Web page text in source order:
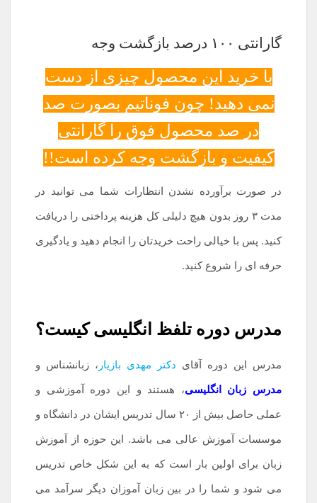
گارانتی ۱۰۰ درصد بازگشت وجه
با خرید این محصول چیزی از دست
نمی دهید! چون فوناتیم بصورت صد
در صد محصول فوق را گارانتی
کیفیت و بازگشت وجه کرده است!!
در صورت برآورده نشدن انتظارات شما می توانید در
مدت ۳ روز بدون هیچ دلیلی کل هزینه پرداختی را دریافت
کنید. پس با خیالی راحت خریدتان را انجام دهید و یادگیری
حرفه ای را شروع کنید.
مدرس دوره تلفظ انگلیسی کیست؟
مدرس این دوره آقای دکتر مهدی بازیار ، زبانشناس و
مدرس زبان انگلیسی، هستند و این دوره آموزشی و
عملی حاصل بیش از ۲۰ سال تدریس ایشان در دانشگاه و
موسسات آموزش عالی می باشد. این حوزه از آموزش
زبان برای اولین بار است که به این شکل خاص تدریس
می شود و شما را در بین زبان آموزان دیگر سرآمد می